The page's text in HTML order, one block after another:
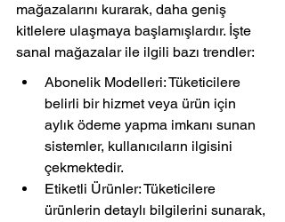
mağazalarını kurarak, daha geniş
kitlelere ulaşmaya başlamışlardır. İşte
sanal mağazalar ile ilgili bazı trendler:
Abonelik Modelleri: Tüketicilere
belirli bir hizmet veya ürün için
aylık ödeme yapma imkanı sunan
sistemler, kullanıcıların ilgisini
çekmektedir.
Etiketli Ürünler: Tüketicilere
ürünlerin detaylı bilgilerini sunarak,